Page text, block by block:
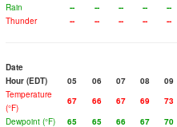
Rain
-- -- -- -- --
Thunder
-- -- -- -- --
Date
Hour (EDT)
05 06 07 08 09
Temperature
(°F)
67 66 67 69 73
Dewpoint (°F)
65 65 66 67 70